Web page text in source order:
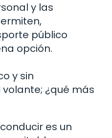
y las
público
opción.
y sin
¿qué más
es un